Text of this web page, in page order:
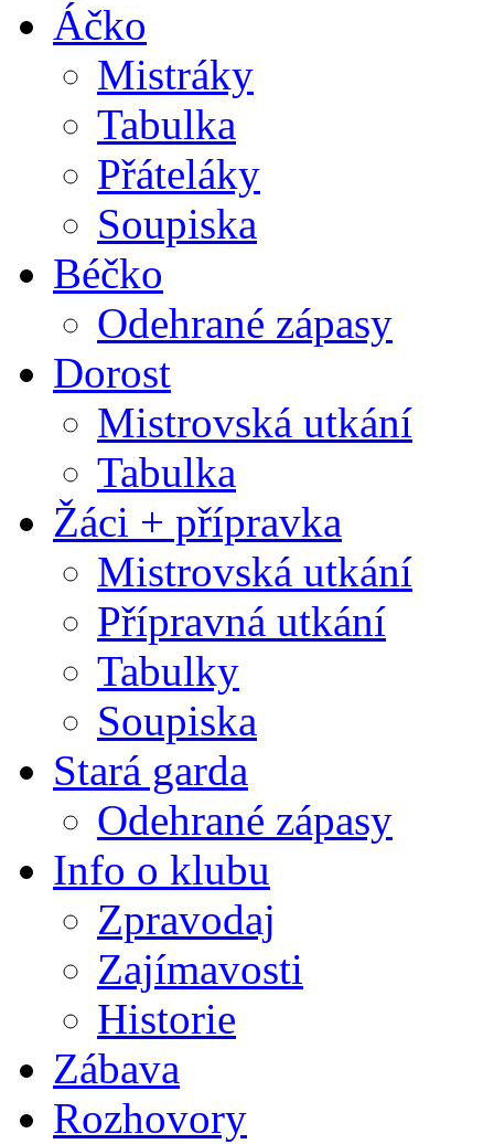
Áčko
Mistráky
Tabulka
Přáteláky
Soupiska
Béčko
Odehrané zápasy
Dorost
Mistrovská utkání
Tabulka
Žáci + přípravka
Mistrovská utkání
Přípravná utkání
Tabulky
Soupiska
Stará garda
Odehrané zápasy
Info o klubu
Zpravodaj
Zajímavosti
Historie
Zábava
Rozhovory